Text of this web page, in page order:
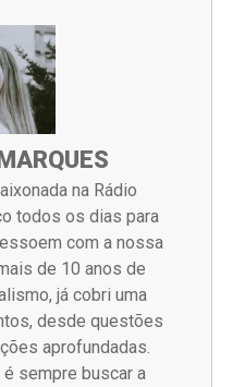
na Rádio
todos os dias para
com a nossa
de 10 anos de
já cobri uma
desde questões
aprofundadas.
sempre buscar a